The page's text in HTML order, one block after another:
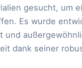
gesucht, um
Es wurde
und
dank seiner